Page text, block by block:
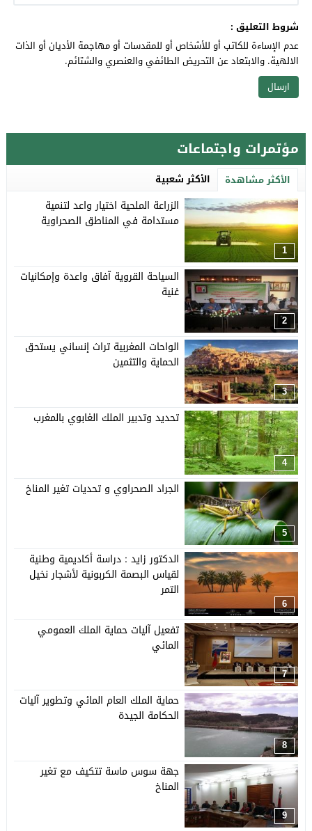
شروط التعليق :
عدم الإساءة للكاتب أو للأشخاص أو للمقدسات أو مهاجمة الأديان أو الذات
الالهية. والابتعاد عن التحريض الطائفي والعنصري والشتائم.
مؤتمرات واجتماعات
الأكثر مشاهدة الأكثر شعبية
1
الزراعة الملحية اختيار واعد لتنمية
مستدامة في المناطق الصحراوية
2
السياحة القروية آفاق واعدة وإمكانيات
غنية
3
الواحات المغربية تراث إنساني يستحق
الحماية والتثمين
4
تحديد وتدبير الملك الغابوي بالمغرب
5
الجراد الصحراوي و تحديات تغير المناخ
6
الدكتور زايد : دراسة أكاديمية وطنية
لقياس البصمة الكربونية لأشجار نخيل
التمر
7
تفعيل آليات حماية الملك العمومي
المائي
8
حماية الملك العام المائي وتطوير آليات
الحكامة الجيدة
9
جهة سوس ماسة تتكيف مع تغير
المناخ